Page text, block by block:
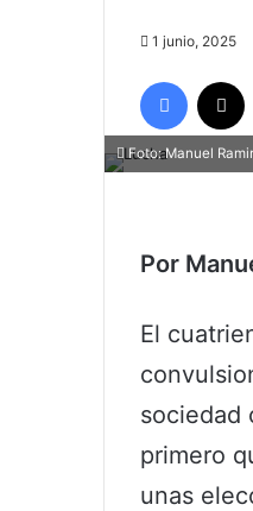
1 junio, 2025
Facebook
Foto: Manuel
Por
El
sociedad
primero
unas